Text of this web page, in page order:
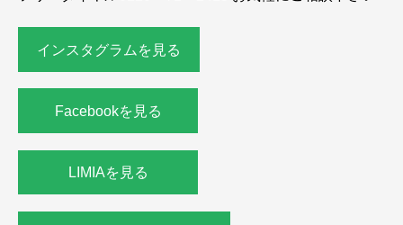
インスタグラムを見る
Facebookを見る
LIMIAを見る